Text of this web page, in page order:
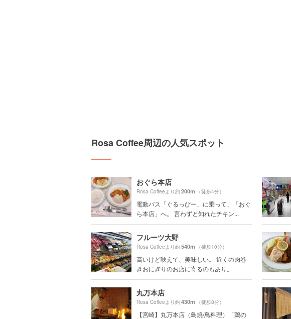
Rosa Coffee周辺の人気スポット
おぐら本店
Rosa Coffeeより約200m （徒歩4分）
電動バス「ぐるっぴー」に乗って、「おぐ
ら本店」へ。 言わずと知れたチキン...
フルーツ大野
Rosa Coffeeより約540m （徒歩10分）
高いけど映えて、美味しい。 近くの肉巻
きおにぎりのお店に寄るのもあり。
丸万本店
Rosa Coffeeより約430m （徒歩8分）
【宮崎】丸万本店（鳥焼/鳥料理）「鶏の